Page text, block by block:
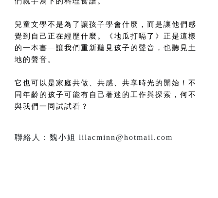
兒童文學不是為了讓孩子學會什麼，而是讓他們感
覺到自己正在經歷什麼。《地瓜打嗝了》正是這樣
的一本書—讓我們重新聽見孩子的聲音，也聽見土
地的聲音。
它也可以是家庭共做、共感、共享時光的開始！不
同年齡的孩子可能有自己著迷的工作與探索，何不
與我們一同試試看？
聯絡人：魏小姐 lilacminn@hotmail.com